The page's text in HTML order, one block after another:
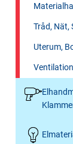
Tråd, Nät,
Uterum,
Ventilation